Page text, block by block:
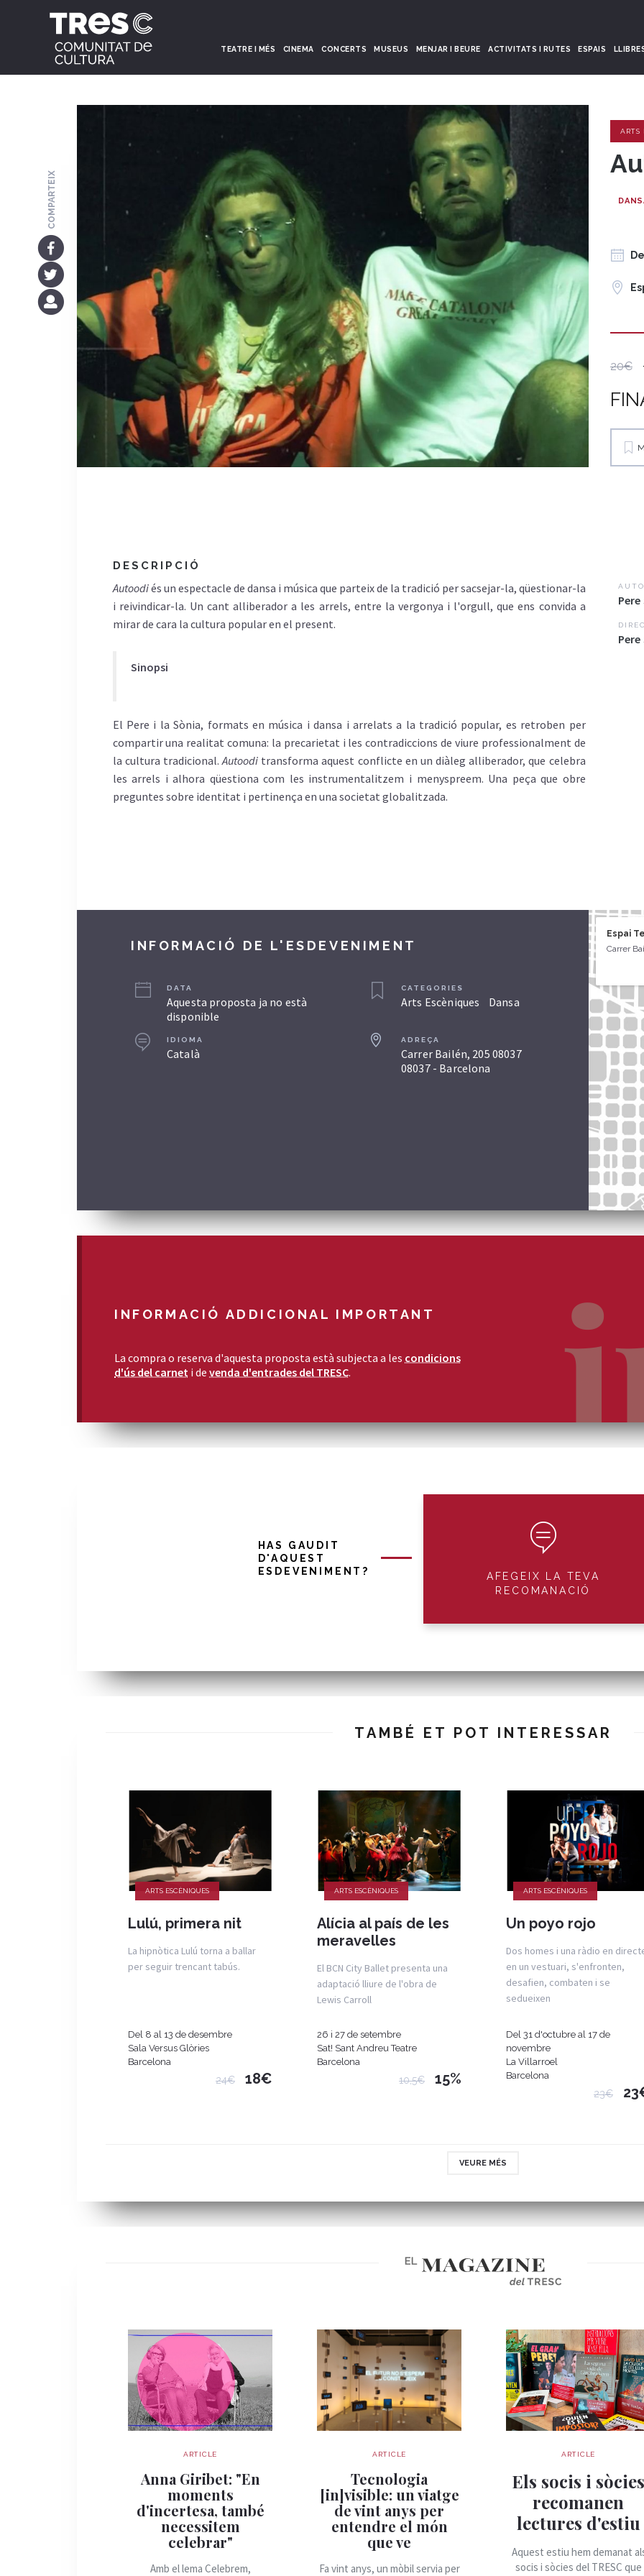
TEATRE I MÉS CINEMA CONCERTS MUSEUS MENJAR I BEURE ACTIVITATS I RUTES ESPAIS
ARTS
20€
DESCRIPCIÓ
Autoodiés un espectacle de dansa i música que parteix de la tradició per sacsejar-la, qüestionar-la
i reivindicar-la. Un cant alliberador a les arrels, entre la vergonya i l'orgull, que ens convida a
mirar de cara la cultura popular en el present.
Sinopsi
El Pere i la Sònia, formats en música i dansa i arrelats a la tradició popular, es retroben per
compartir una realitat comuna: la precarietat i les contradiccions de viure professionalment de
la cultura tradicional.Autoodi transforma aquest conflicte en un diàleg alliberador, que celebra
les arrels i alhora qüestiona com les instrumentalitzem i menyspreem. Una peça que obre
preguntes sobre identitat i pertinença en una societat globalitzada.
Pere
Pere
INFORMACIÓ DE L'ESDEVENIMENT
DATA
Aquesta proposta ja no està
disponible
IDIOMA
Català
CATEGORIES
Arts Escèniques Dansa
ADREÇA
Carrer Bailén, 205 08037
08037 - Barcelona
Espai
Carrer
INFORMACIÓ ADDICIONAL IMPORTANT
La compra o reserva d'aquesta proposta està subjecta a les condicions
d'ús del carnet i de venda d'entrades del TRESC.
HAS GAUDIT
D'AQUEST
ESDEVENIMENT?
AFEGEIX LA TEVA
RECOMANACIÓ
TAMBÉ ET POT INTERESSAR
ARTS ESCÈNIQUES
Lulú, primera nit
La hipnòtica Lulú torna a ballar
per seguir trencant tabús.
Del 8 al 13 de desembre
Sala Versus Glòries
Barcelona
24€ 18€
ARTS ESCÈNIQUES
Alícia al país de les
meravelles
El BCN City Ballet presenta una
adaptació lliure de l'obra de
Lewis Carroll
26 i 27 de setembre
Sat! Sant Andreu Teatre
Barcelona
10,5€ 15%
ARTS ESCÈNIQUES
Un poyo rojo
Dos homes i una ràdio en
en un vestuari, s'enfronten,
desafien, combaten i se
sedueixen
Del 31 d'octubre al 17 de
novembre
La Villarroel
Barcelona
23€
VEURE MÉS
ARTICLE
Anna Giribet: "En
moments
d'incertesa, també
necessitem
celebrar"
Amb el lema Celebrem,
ARTICLE
Tecnologia
[in]visible: un viatge
de vint anys per
entendre el món
que ve
Fa vint anys, un mòbil servia per
ARTICLE
Els socis i sòcies
recomanen
lectures d'estiu
Aquest estiu hem demanat
socis i sòcies del TRESC que
COMPARTEIX